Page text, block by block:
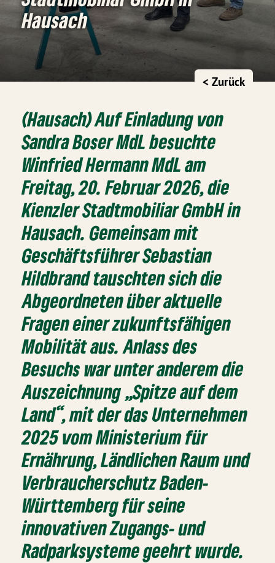
Hausach
< Zurück
(Hausach) Auf Einladung von
Sandra Boser MdL besuchte
Winfried Hermann MdL am
Freitag, 20. Februar 2026, die
Kienzler Stadtmobiliar GmbH in
Hausach. Gemeinsam mit
Geschäftsführer Sebastian
Hildbrand tauschten sich die
Abgeordneten über aktuelle
Fragen einer zukunftsfähigen
Mobilität aus. Anlass des
Besuchs war unter anderem die
Auszeichnung „Spitze auf dem
Land“, mit der das Unternehmen
2025 vom Ministerium für
Ernährung, Ländlichen Raum und
Verbraucherschutz Baden-
Württemberg für seine
innovativen Zugangs- und
Radparksysteme geehrt wurde.